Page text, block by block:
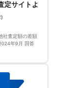
定サイトよ
社査定額の差額
年9月 回答